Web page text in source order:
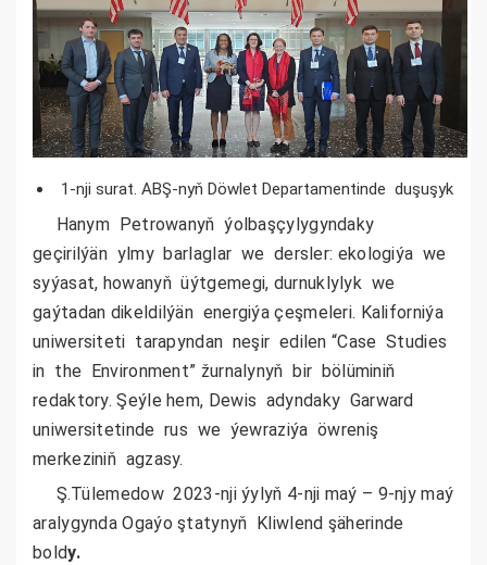
1-nji surat. ABŞ-nyň Döwlet Departamentinde duşuşyk
Hanym Petrowanyň ýolbaşçylygyndaky
geçirilýän ylmy barlaglar we dersler: ekologiýa we
syýasat, howanyň üýtgemegi, durnuklylyk we
gaýtadan dikeldilýän energiýa çeşmeleri. Kaliforniýa
uniwersiteti tarapyndan neşir edilen “Case Studies
in the Environment” žurnalynyň bir bölüminiň
redaktory. Şeýle hem, Dewis adyndaky Garward
uniwersitetinde rus we ýewraziýa öwreniş
merkeziniň agzasy.
Ş.Tülemedow 2023-nji ýylyň 4-nji maý – 9-njy maý
aralygynda Ogaýo ştatynyň Kliwlend şäherinde
boldy.